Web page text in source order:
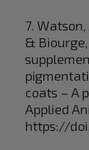
7. Watson,
& Biourge,
coats – A
Applied
https://